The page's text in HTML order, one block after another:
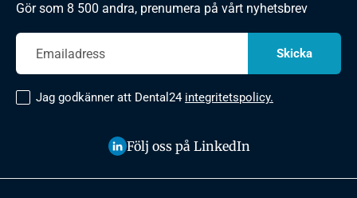
Gör som 8 500 andra, prenumera på vårt nyhetsbrev
Jag godkänner att Dental24 integritetspolicy.
Följ oss på LinkedIn